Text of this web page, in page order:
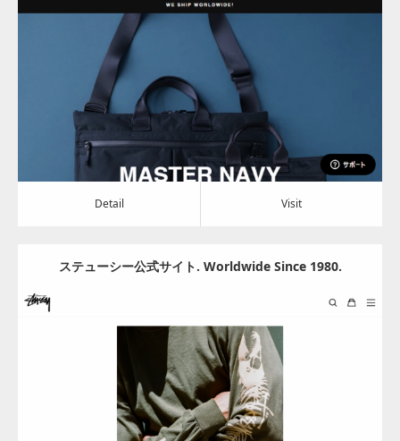
Update:2024.07.05
Category:
アパレル・バッグ
Detail Visit
Detail Visit
ステューシー公式サイト. Worldwide Since 1980.
Update:2024.06.28
Category:アパレル・バッグ